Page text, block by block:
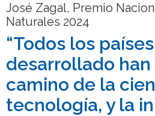
Funcionarias/
Egresadas/
José Zagal, Premio
Naturales 2024
“Todos los
desarrollado
camino de la
tecnología, y la